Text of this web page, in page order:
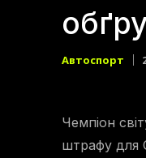
Автоспорт
Чемпіон
штрафу для